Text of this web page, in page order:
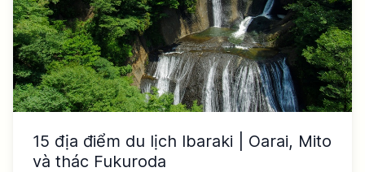
15 địa điểm du lịch Ibaraki | Oarai, Mito
và thác Fukuroda